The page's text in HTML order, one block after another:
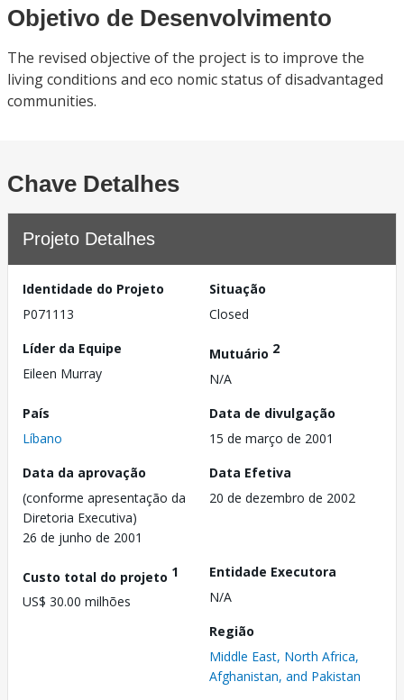
Objetivo de Desenvolvimento
The revised objective of the project is to improve the
living conditions and eco nomic status of disadvantaged
communities.
Chave Detalhes
Projeto Detalhes
Identidade do Projeto
P071113
Situação
Closed
Líder da Equipe
Eileen Murray
Mutuário 2
N/A
País
Líbano
Data de divulgação
15 de março de 2001
Data da aprovação
(conforme apresentação da
Diretoria Executiva)
26 de junho de 2001
Data Efetiva
20 de dezembro de 2002
Custo total do projeto 1
US$ 30.00 milhões
Entidade Executora
N/A
Região
Middle East, North Africa,
Afghanistan, and Pakistan